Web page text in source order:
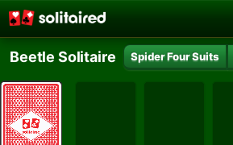
Beetle Solitaire Spider Four Suits